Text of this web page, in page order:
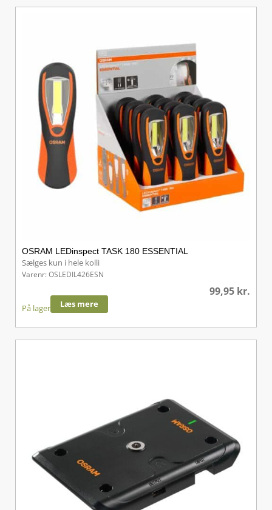
OSRAM LEDinspect TASK 180 ESSENTIAL
Sælges kun i hele kolli
Varenr: OSLEDIL426ESN
99,95 kr.
På lager Læs mere